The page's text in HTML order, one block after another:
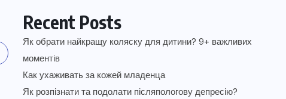
Recent Posts
Як обрати найкращу коляску для дитини? 9+ важливих
моментів
Как ухаживать за кожей младенца
Як розпізнати та подолати післяпологову депресію?